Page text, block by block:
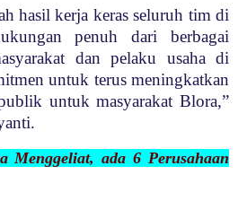
hasil kerja keras seluruh tim di
penuh dari berbagai
dan pelaku usaha di
untuk terus meningkatkan
untuk masyarakat Blora,”
Menggeliat, ada 6 Perusahaan